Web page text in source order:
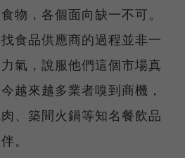
物，各個面向缺一不可。
食品供應商的過程並非一
氣，說服他們這個市場真
越來越多業者嗅到商機，
、築間火鍋等知名餐飲品
。